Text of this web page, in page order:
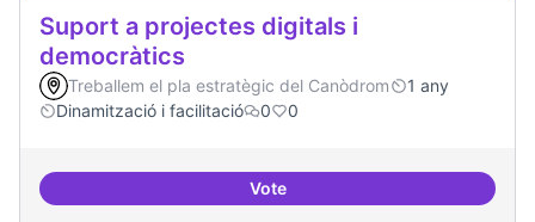
Suport a projectes digitals i
democràtics
Treballem el pla estratègic del Canòdrom
1 any
Dinamització i facilitació
0 0
VoteSuport a projectes digitals i